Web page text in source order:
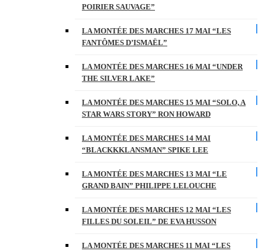
POIRIER SAUVAGE”
LA MONTÉE DES MARCHES 17 MAI “LES
FANTÔMES D’ISMAËL”
LA MONTÉE DES MARCHES 16 MAI “UNDER
THE SILVER LAKE”
LA MONTÉE DES MARCHES 15 MAI “SOLO, A
STAR WARS STORY” RON HOWARD
LA MONTÉE DES MARCHES 14 MAI
“BLACKKKLANSMAN” SPIKE LEE
LA MONTÉE DES MARCHES 13 MAI “LE
GRAND BAIN” PHILIPPE LELOUCHE
LA MONTÉE DES MARCHES 12 MAI “LES
FILLES DU SOLEIL” DE EVA HUSSON
LA MONTÉE DES MARCHES 11 MAI “LES